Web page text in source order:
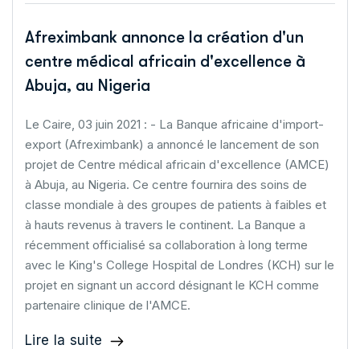
Afreximbank annonce la création d'un
centre médical africain d'excellence à
Abuja, au Nigeria
Le Caire, 03 juin 2021 : - La Banque africaine d'import-
export (Afreximbank) a annoncé le lancement de son
projet de Centre médical africain d'excellence (AMCE)
à Abuja, au Nigeria. Ce centre fournira des soins de
classe mondiale à des groupes de patients à faibles et
à hauts revenus à travers le continent. La Banque a
récemment officialisé sa collaboration à long terme
avec le King's College Hospital de Londres (KCH) sur le
projet en signant un accord désignant le KCH comme
partenaire clinique de l'AMCE.
Lire la suite